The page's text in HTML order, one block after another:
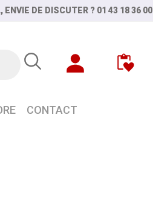
ENVIE DE DISCUTER ? 01 43 18 36 00
CONTACT